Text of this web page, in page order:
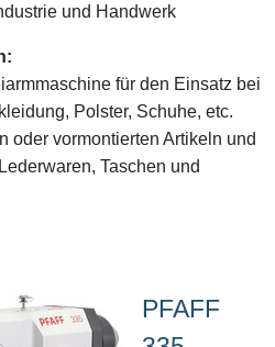
und Handwerk
für den Einsatz bei
Polster, Schuhe, etc.
oder vormontierten Artikeln und
Taschen und
PFAFF